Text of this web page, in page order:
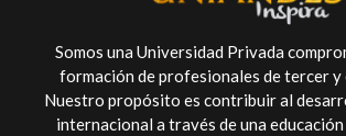
Somos una Universidad Privada
formación de profesionales de tercer
Nuestro propósito es contribuir al
internacional a través de una